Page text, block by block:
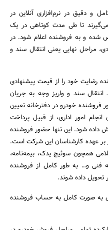
و دقیق در نرم‌افزاری آنلاین در
تا طی مدت کوتاهی در یک
شده و به فروشنده اعلام شود. در
مراحل نهایی یعنی انتقال سند و
رضایت خود را از قیمت پیشنهادی
انتقال سند و واریز وجه به جریان
فروشنده خودرو در دفترخانه تعیین
به کارشناسان خودرو۴۵ برای انجام امور اداری، از قبیل پرداخت
داده شود. این تنها حضور فروشنده
بر عهده کارشناسان این شرکت است.
همچون سوئیچ یدک، بیمه‌نامه،
فنی و… به طور کامل از فروشنده
تحویل داده شوند.
به صورت کامل به حساب فروشنده